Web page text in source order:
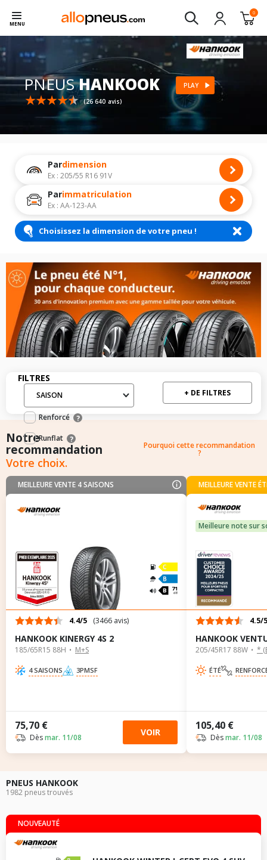
MENU
0
PNEUSHANKOOK
PLAY
(26 640 avis)
Pardimension
Ex : 205/55 R16 91V
Parimmatriculation
Ex : AA-123-AA
Choisissez la dimension de votre pneu !
FiltresFILTRES
SAISON
Filtres mis en avant: Renforcé / Runflat
Renforcé
?
Runflat
?
+ DE FILTRES
Notre
recommandation
Votre choix.
Pourquoi cette recommandation
?
MEILLEURE VENTE 4 SAISONS
71
dB
4.4/5 (3466 avis)
HANKOOK KINERGY 4S 2
185/65R15 88H M+S
4 SAISONS 3PMSF
75,70 €
Dèsmar. 11/08 VOIR
MEILLEURE VENTE
Meilleure note sur
4.5/5
HANKOOK
205/45R17 88W *
ÉTÉ
105,40 €
Dèsmar. 11/08
A
A
PNEUS HANKOOK
1982 pneus trouvés
NOUVEAUTÉ